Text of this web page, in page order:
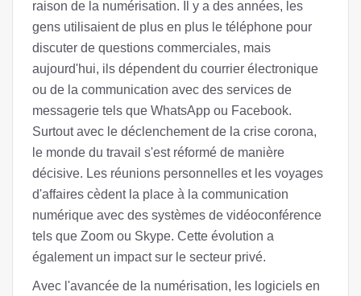
raison de la numérisation. Il y a des années, les
gens utilisaient de plus en plus le téléphone pour
discuter de questions commerciales, mais
aujourd'hui, ils dépendent du courrier électronique
ou de la communication avec des services de
messagerie tels que WhatsApp ou Facebook.
Surtout avec le déclenchement de la crise corona,
le monde du travail s'est réformé de manière
décisive. Les réunions personnelles et les voyages
d'affaires cèdent la place à la communication
numérique avec des systèmes de vidéoconférence
tels que Zoom ou Skype. Cette évolution a
également un impact sur le secteur privé.
Avec l'avancée de la numérisation, les logiciels en